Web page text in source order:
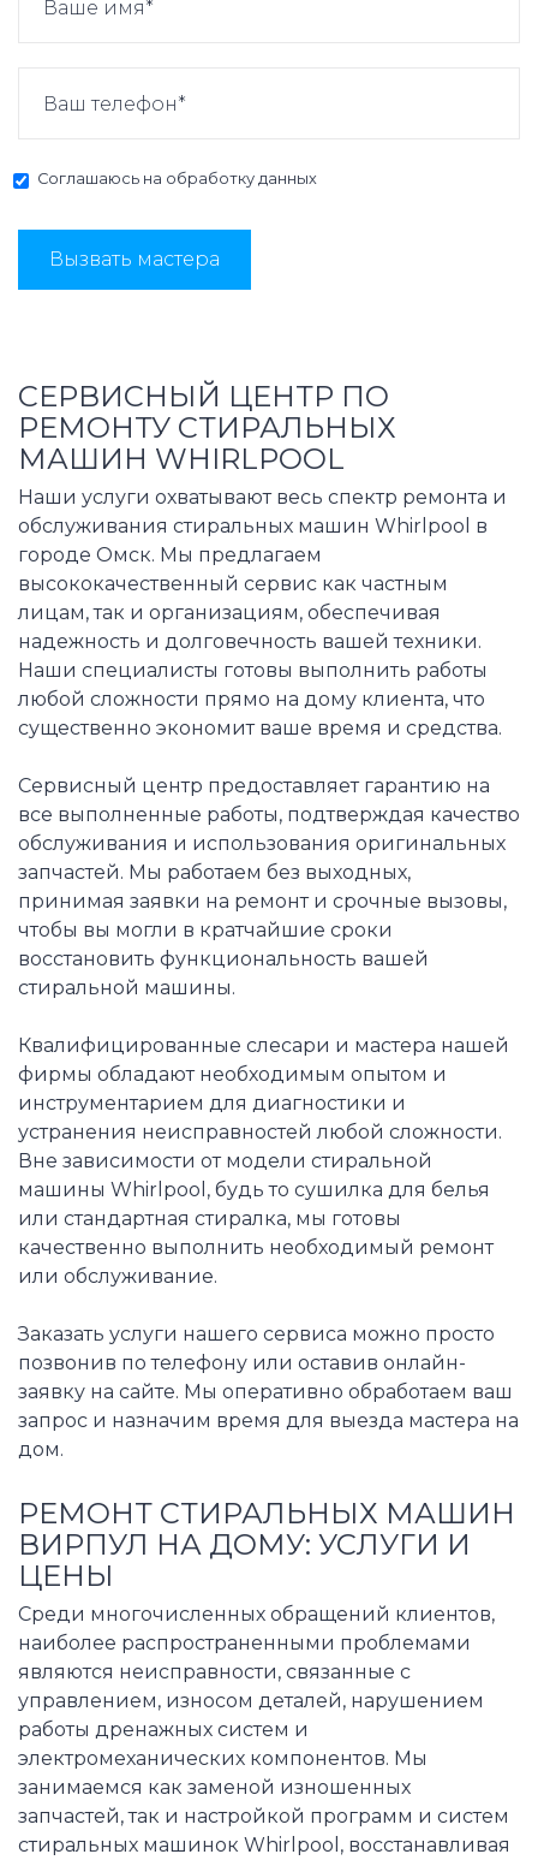
Соглашаюсь на обработку данных
Вызвать мастера
СЕРВИСНЫЙ ЦЕНТР ПО
РЕМОНТУ СТИРАЛЬНЫХ
МАШИН WHIRLPOOL
Наши услуги охватывают весь спектр ремонта и
обслуживания стиральных машин Whirlpool в
городе Омск. Мы предлагаем
высококачественный сервис как частным
лицам, так и организациям, обеспечивая
надежность и долговечность вашей техники.
Наши специалисты готовы выполнить работы
любой сложности прямо на дому клиента, что
существенно экономит ваше время и средства.
Сервисный центр предоставляет гарантию на
все выполненные работы, подтверждая качество
обслуживания и использования оригинальных
запчастей. Мы работаем без выходных,
принимая заявки на ремонт и срочные вызовы,
чтобы вы могли в кратчайшие сроки
восстановить функциональность вашей
стиральной машины.
Квалифицированные слесари и мастера нашей
фирмы обладают необходимым опытом и
инструментарием для диагностики и
устранения неисправностей любой сложности.
Вне зависимости от модели стиральной
машины Whirlpool, будь то сушилка для белья
или стандартная стиралка, мы готовы
качественно выполнить необходимый ремонт
или обслуживание.
Заказать услуги нашего сервиса можно просто
позвонив по телефону или оставив онлайн-
заявку на сайте. Мы оперативно обработаем ваш
запрос и назначим время для выезда мастера на
дом.
РЕМОНТ СТИРАЛЬНЫХ МАШИН
ВИРПУЛ НА ДОМУ: УСЛУГИ И
ЦЕНЫ
Среди многочисленных обращений клиентов,
наиболее распространенными проблемами
являются неисправности, связанные с
управлением, износом деталей, нарушением
работы дренажных систем и
электромеханических компонентов. Мы
занимаемся как заменой изношенных
запчастей, так и настройкой программ и систем
стиральных машинок Whirlpool, восстанавливая